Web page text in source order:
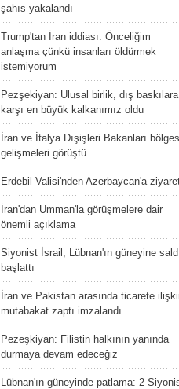
şahıs yakalandı
Trump'tan İran iddiası: Önceliğim
anlaşma çünkü insanları öldürmek
istemiyorum
Pezşekiyan: Ulusal birlik, dış baskılara
karşı en büyük kalkanımız oldu
İran ve İtalya Dışişleri Bakanları
gelişmeleri görüştü
Erdebil Valisi'nden Azerbaycan'a
İran'dan Umman'la görüşmelere dair
önemli açıklama
Siyonist İsrail, Lübnan'ın güneyine
başlattı
İran ve Pakistan arasında ticarete
mutabakat zaptı imzalandı
Pezeşkiyan: Filistin halkının yanında
durmaya devam edeceğiz
Lübnan'ın güneyinde patlama: 2